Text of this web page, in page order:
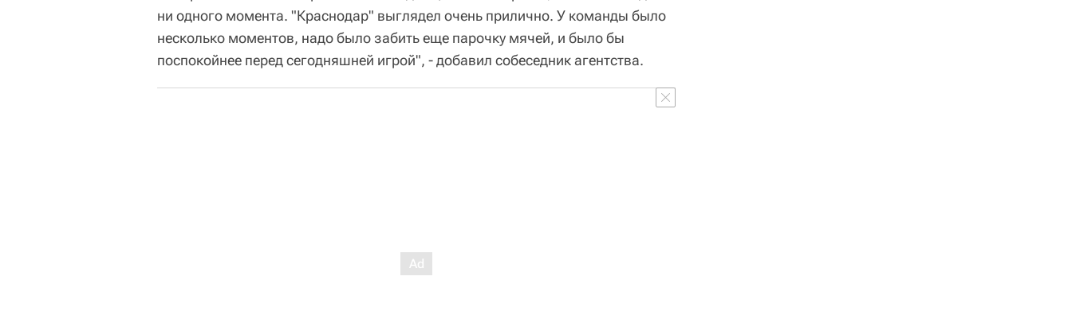
ни одного момента. "Краснодар" выглядел очень прилично. У команды было
несколько моментов, надо было забить еще парочку мячей, и было бы
поспокойнее перед сегодняшней игрой", - добавил собеседник агентства.